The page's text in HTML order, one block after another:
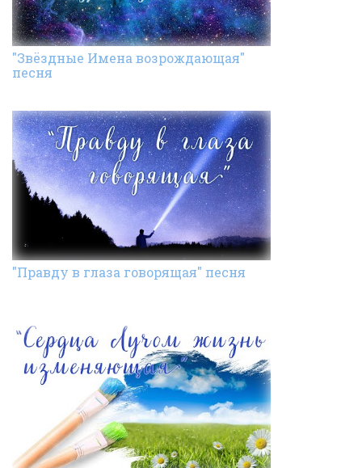
"Звёздные Имена возрождающая"
песня
"Правду в глаза говорящая" песня